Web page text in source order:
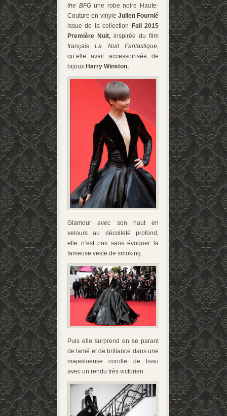
the BFGune robe noire Haute-
Couture en vinyle Julien Fournié
issue de la collection Fall 2015
Première Nuit, inspirée du film
françaisLa Nuit Fantastique,
qu’elle avait accessoirisée de
bijoux Harry Winston.
Glamour avec son haut en
velours au décolleté profond,
elle n’est pas sans évoquer la
fameuse veste de smoking.
Puis elle surprend en se parant
de lamé et de brillance dans une
majestueuse corolle de tissu
avec un rendu très victorien.